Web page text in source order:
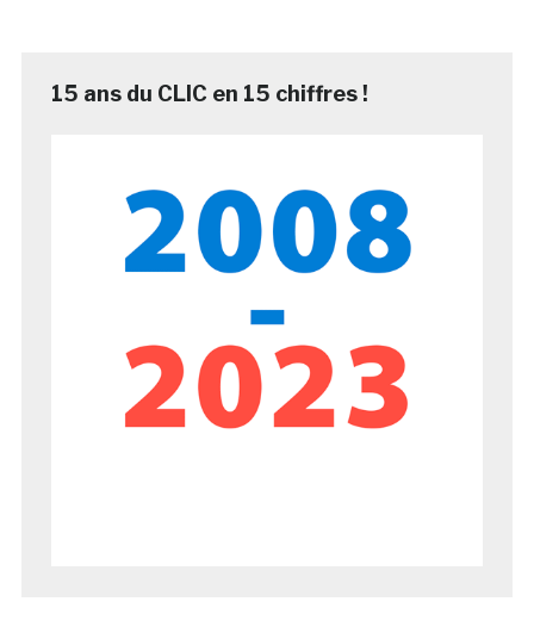
15 ans du CLIC en 15 chiffres !